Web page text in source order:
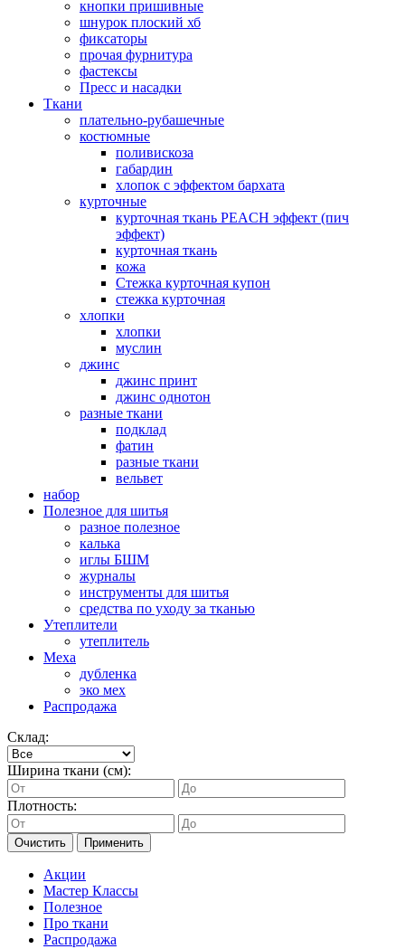
кнопки пришивные
шнурок плоский хб
фиксаторы
прочая фурнитура
фастексы
Пресс и насадки
Ткани
плательно-рубашечные
костюмные
поливискоза
габардин
хлопок с эффектом бархата
курточные
курточная ткань PEACH эффект (пич
эффект)
курточная ткань
кожа
Стежка курточная купон
стежка курточная
хлопки
хлопки
муслин
джинс
джинс принт
джинс однотон
разные ткани
подклад
фатин
разные ткани
вельвет
набор
Полезное для шитья
разное полезное
калька
иглы БШМ
журналы
инструменты для шитья
средства по уходу за тканью
Утеплители
утеплитель
Меха
дубленка
эко мех
Распродажа
Склад:
Ширина ткани (см):
Плотность:
Очистить Применить
Акции
Мастер Классы
Полезное
Про ткани
Распродажа